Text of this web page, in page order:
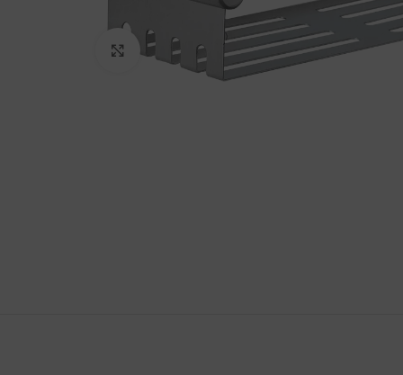
Haga Click para agrandar